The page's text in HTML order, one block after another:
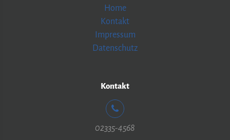
Home
Kontakt
Impressum
Datenschutz
Kontakt
02335-4568